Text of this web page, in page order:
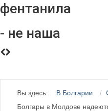
фентанила
- не наша
Вы здесь: В Болгарии
Болгары в Молдове